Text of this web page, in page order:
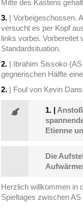
Mitte des Kastens
3. | Vorbeigeschossen.
versucht es per Kopf
links vorbei. Vorbereitet
Standardsituation.
2. | Ibrahim Sissoko
gegnerischen Hälfte
2. | Foul von Kevin
1. |
Etienne
Die
Herzlich willkommen in
Spieltages zwischen